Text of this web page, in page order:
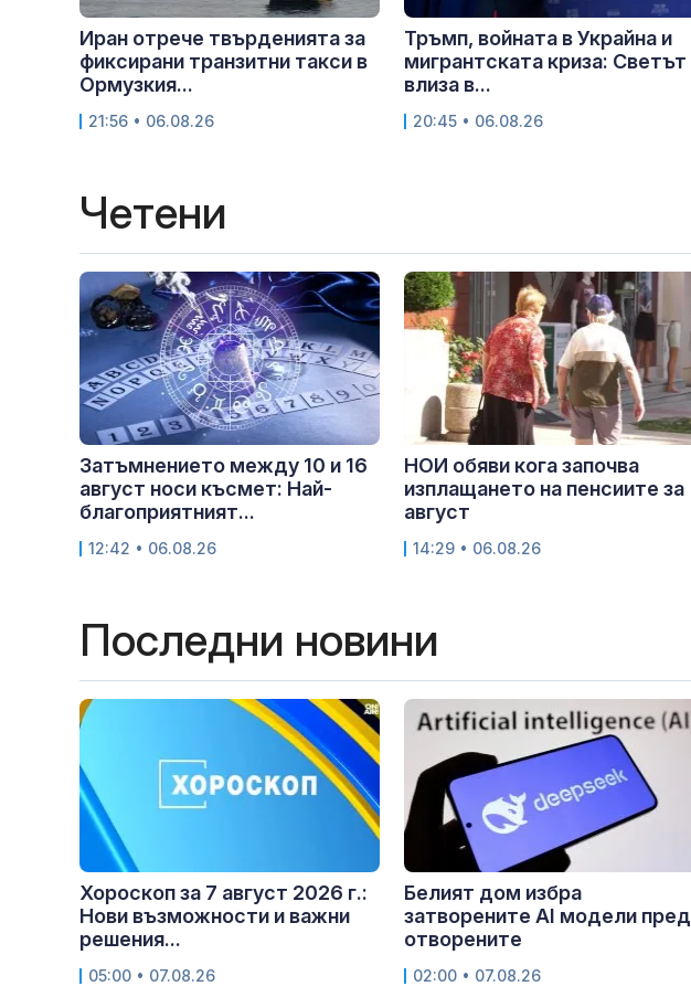
Иран отрече твърденията за
фиксирани транзитни такси в
Ормузкия...
21:56 • 06.08.26
Тръмп, войната в Украйна и
мигрантската криза: Светът
влиза в...
20:45 • 06.08.26
Четени
Затъмнението между 10 и 16
август носи късмет: Най-
благоприятният...
12:42 • 06.08.26
НОИ обяви кога започва
изплащането на пенсиите за
август
14:29 • 06.08.26
Последни новини
Хороскоп за 7 август 2026 г.:
Нови възможности и важни
решения...
05:00 • 07.08.26
Белият дом избра
затворените AI модели пред
отворените
02:00 • 07.08.26